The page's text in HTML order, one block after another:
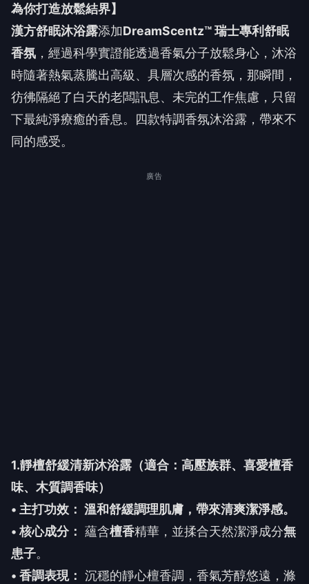
為你打造放鬆結界】
漢方舒眠沐浴露添加DreamScentz™ 瑞士專利舒眠
香氛 ，經過科學實證能透過香氣分子放鬆身心，沐浴
時隨著熱氣蒸騰出高級、具層次感的香氛，那瞬間，
彷彿隔絕了白天的老闆訊息、未完的工作焦慮，只留
下最純淨療癒的香息。四款特調香氛沐浴露，帶來不
同的感受。
廣告
1.靜檀舒緩清新沐浴露（適合：高壓族群、喜愛檀香
味、木質調香味）
• 主打功效： 溫和舒緩調理肌膚，帶來清爽潔淨感。
• 核心成分： 蘊含檀香精華，並揉合天然潔淨成分無
患子。
• 香調表現： 沉穩的靜心檀香調，香氣芳醇悠遠，滌